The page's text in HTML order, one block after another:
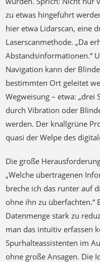
Blindenhund wollen, aber
würden. Sprich: Nicht nur
zu etwas hingeführt
hier etwa Lidarscan, eine
Laserscanmethode. „Da
Abstandsinformationen.“
Navigation kann der
bestimmten Ort geleitet
Wegweisung – etwa: „drei
durch Vibration oder
quasi der Welpe des
Die große
„Welche übertragenen
breche ich das runter auf
ohne ihn zu überfachten.“
Datenmenge stark zu
man das intuitiv erfassen